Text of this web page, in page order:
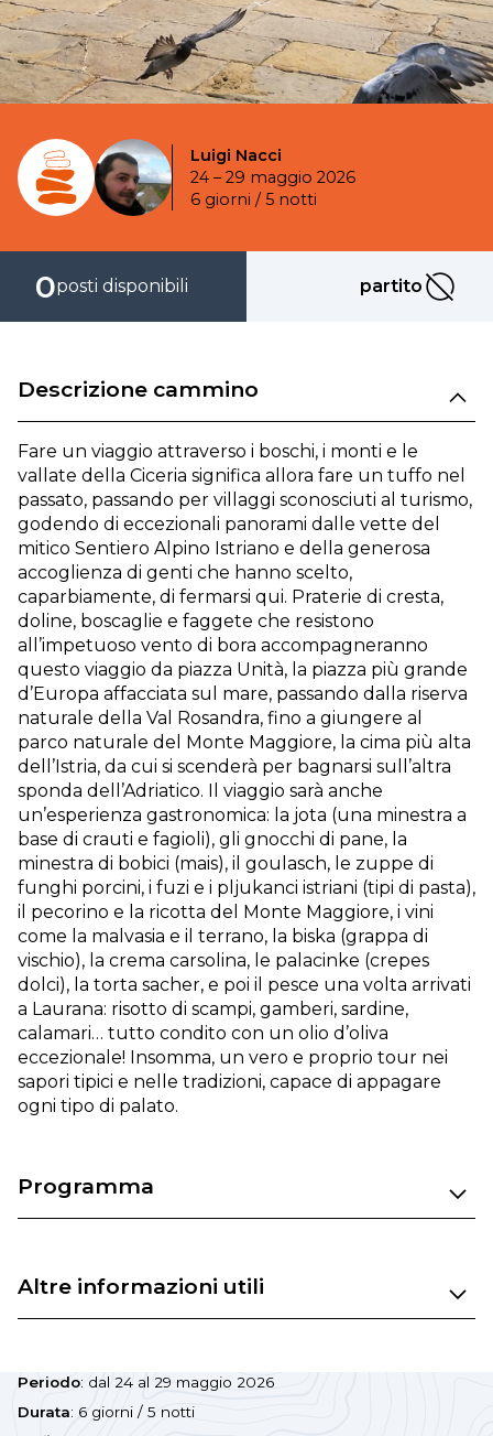
Luigi Nacci
24 – 29 maggio 2026
6 giorni / 5 notti
0posti disponibili partito partito
Descrizione cammino
Fare un viaggio attraverso i boschi, i monti e le
vallate della Ciceria significa allora fare un tuffo nel
passato, passando per villaggi sconosciuti al turismo,
godendo di eccezionali panorami dalle vette del
mitico Sentiero Alpino Istriano e della generosa
accoglienza di genti che hanno scelto,
caparbiamente, di fermarsi qui. Praterie di cresta,
doline, boscaglie e faggete che resistono
all’impetuoso vento di bora accompagneranno
questo viaggio da piazza Unità, la piazza più grande
d’Europa affacciata sul mare, passando dalla riserva
naturale della Val Rosandra, fino a giungere al
parco naturale del Monte Maggiore, la cima più alta
dell’Istria, da cui si scenderà per bagnarsi sull’altra
sponda dell’Adriatico. Il viaggio sarà anche
un’esperienza gastronomica: la jota (una minestra a
base di crauti e fagioli), gli gnocchi di pane, la
minestra di bobici (mais), il goulasch, le zuppe di
funghi porcini, i fuzi e i pljukanci istriani (tipi di pasta),
il pecorino e la ricotta del Monte Maggiore, i vini
come la malvasia e il terrano, la biska (grappa di
vischio), la crema carsolina, le palacinke (crepes
dolci), la torta sacher, e poi il pesce una volta arrivati
a Laurana: risotto di scampi, gamberi, sardine,
calamari… tutto condito con un olio d’oliva
eccezionale! Insomma, un vero e proprio tour nei
sapori tipici e nelle tradizioni, capace di appagare
ogni tipo di palato.
Programma
Altre informazioni utili
Periodo: dal 24 al 29 maggio 2026
Durata: 6 giorni / 5 notti